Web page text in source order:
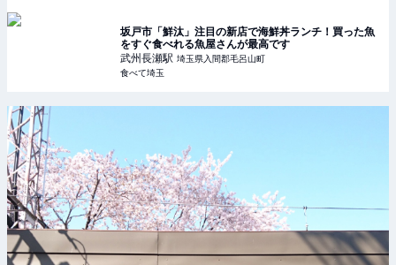
坂戸市「鮮汰」注目の新店で海鮮丼ランチ！買った魚
をすぐ食べれる魚屋さんが最高です
武州長瀬駅 埼玉県入間郡毛呂山町
食べて埼玉